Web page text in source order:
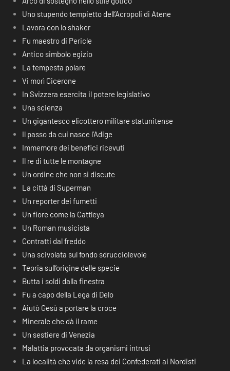
Uno stupendo tempietto dell’Acropoli di Atene
Lavora con lo shaker
Fu maestro di Pericle
Antico simbolo egizio
La tempesta polare
Vi morì Cicerone
In Svizzera esercita il potere legislativo
Una scienza
Un gigantesco elicottero militare statunitense
Il passo da cui nasce l’Adige
Immemore dei benefici ricevuti
Il re di tutte le montagne
Un ordine che non si discute
La città di Superman
Un reporter dei fumetti
Un fiore come la Cattleya
Un Roman musicista
Contratti dal freddo
Una scivolata sul fondo sdrucciolevole
Teoria sull’origine delle specie
Butta i soldi dalla finestra
Fu a capo della Lega di Delo
Aiutò Gesù a portare la croce
Minerale che dà il rame
Un sestiere di Venezia
Malattia provocata da organismi intrusi
La località che vide la resa dei Confederati ai Nordisti